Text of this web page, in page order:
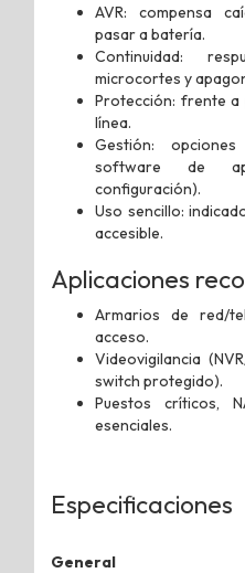
AVR: compensa
pasar a batería.
Continuidad:
microcortes y
Protección: frente a
línea.
Gestión:
software de
configuración).
Uso sencillo:
accesible.
Aplicaciones
Armarios de red/
acceso.
Videovigilancia
switch protegido).
Puestos críticos,
esenciales.
Especificaciones
General